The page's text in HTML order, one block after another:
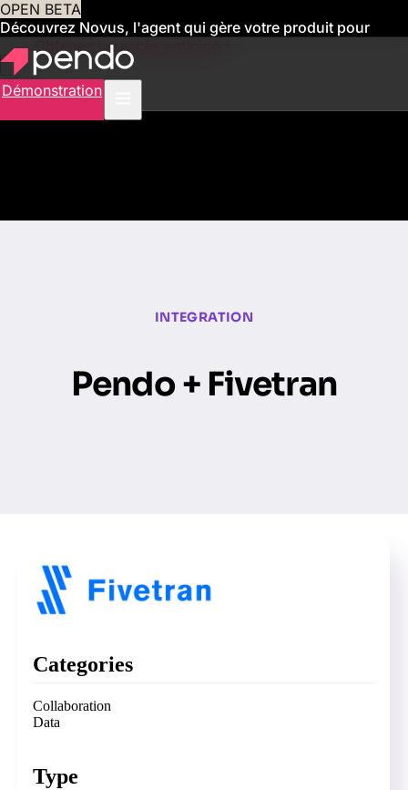
OPEN BETA
Découvrez Novus, l'agent qui gère votre produit pour
vousObtenez un accès anticipé
Démonstration
INTEGRATION
Pendo + Fivetran
Categories
Collaboration
Data
Type